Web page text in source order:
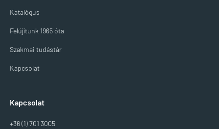
Katalógus
Felújítunk 1965 óta
Szakmai tudástár
Kapcsolat
Kapcsolat
+36 (1) 701 3005